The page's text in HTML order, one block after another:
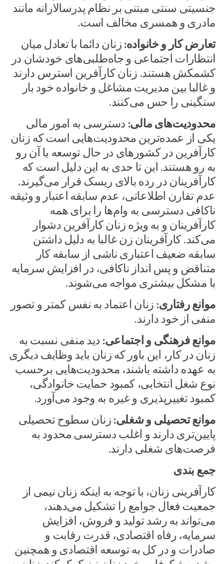
جنسیتی سنتی مبتنی بر نظام پدرسالارانه مانند
مادری و همسری مخالف است.
تعارض کار و خانواده: زنان دائما با تعادل میان
انتظارات اجتماعی و جاه‌طلبی‌های خودشان در
کشمکش هستند. زنان کارآفرین استرس دارند
و غالبا بین مدیریت مشاغل و خانواده خود بار
سنگینی را حس می‌کنند.
محدودیت‌های مالی: دسترسی به امور مالی
یکی از عمده‌‍‌ترین محدودیت‌هایی است که زنان
کارآفرین در کشورهای در حال توسعه با آن رو
به رو هستند. این تا حدی به این دلیل است که
کارآفرینان در رده بالای ریسک قرار می‌گیرند.
عدم تقارن اطلاعاتی، عدم سابقه اعتبار و وثیقه
ناکافی دسترسی به وام‌ها را برای همه
کارآفرینان و به ویژه زنان کارآفرین دشوار
می‌کند. کارآفرینان زن غالبا به دلیل داشتن
سابقه ضعیف اعتباری ناشی از سابقه کار
متناقض و پس انداز ناکافی، در افزایش سرمایه
با مشکل بیشتری مواجه می‌شوند.
موانع رفتاری: زنان اعتماد به نفس کمتر و تصور
منفی از خود دارند.
موانع فرهنگی و اجتماعی: دید منفی نسبت به
زنان در کار، این باور که زنان باید وظایف دیگری
به عهده داشته باشند، محدودیت‌هایی برحسب
نوع شغل انتخابی، کمبود حمایت خانوادگی،
کمبود تغییرپذیری و غیره به وجود می‌آورد.
موانع تحصیلی و شغلی: زنان سطوح تحصیلی
پایین‌تری دارند و اغلب دسترسی محدود به
فرصت‌های شغلی دارند.
جمع‌ بندی
کارآفرینی زنان، با توجه به اینکه زنان نیمی از
جمعیت فعال جوامع را تشکیل می‌دهند،
می‌تواند به رشد تولید و فروش، افزایش
سرمایه، رفاه اقتصادی، قدرت رقابت و
صادرات و در کل به توسعه اقتصادی و همچنین